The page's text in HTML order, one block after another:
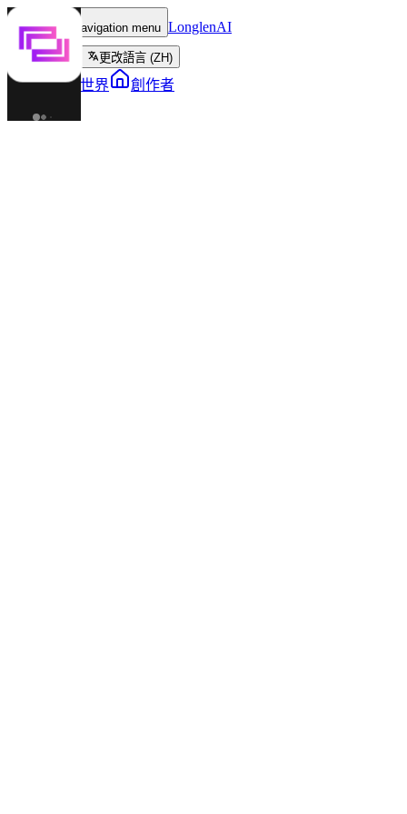
Toggle navigation menu LonglenAI
更改語言 (ZH)
角色 世界 創作者